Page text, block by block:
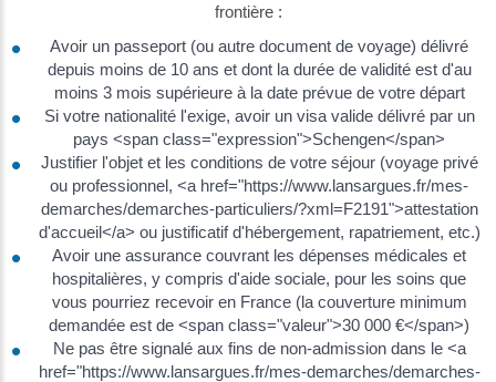
frontière :
Avoir un passeport (ou autre document de voyage) délivré
depuis moins de 10 ans et dont la durée de validité est d'au
moins 3 mois supérieure à la date prévue de votre départ
Si votre nationalité l'exige, avoir un visa valide délivré par un
pays <span class="expression">Schengen</span>
Justifier l'objet et les conditions de votre séjour (voyage privé
ou professionnel, <a href="https://www.lansargues.fr/mes-
demarches/demarches-particuliers/?xml=F2191">attestation
d'accueil</a> ou justificatif d'hébergement, rapatriement, etc.)
Avoir une assurance couvrant les dépenses médicales et
hospitalières, y compris d'aide sociale, pour les soins que
vous pourriez recevoir en France (la couverture minimum
demandée est de <span class="valeur">30 000 €</span>)
Ne pas être signalé aux fins de non-admission dans le <a
href="https://www.lansargues.fr/mes-demarches/demarches-